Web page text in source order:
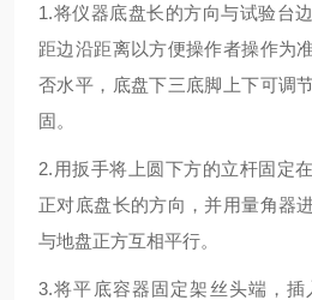
1.将仪器底盘长的方向与试验台
距边沿距离以方便操作者操作为
否水平，底盘下三底脚上下可调
固。
2.用扳手将上圆下方的立杆固定
正对底盘长的方向，并用量角器
与地盘正方互相平行。
3.将平底容器固定架丝头端，